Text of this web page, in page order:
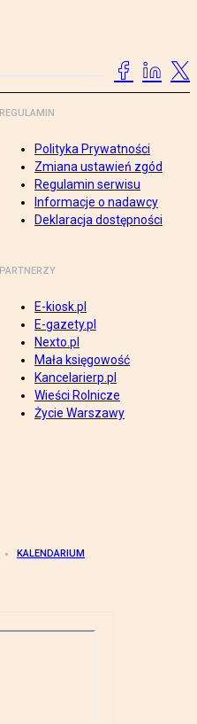
REGULAMIN
Polityka Prywatności
Zmiana ustawień zgód
Regulamin serwisu
Informacje o nadawcy
Deklaracja dostępności
PARTNERZY
E-kiosk.pl
E-gazety.pl
Nexto.pl
Mała księgowość
Kancelarierp.pl
Wieści Rolnicze
Życie Warszawy
KALENDARIUM